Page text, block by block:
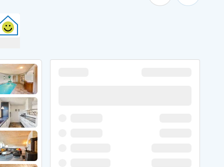
Weihnachten
Silvester